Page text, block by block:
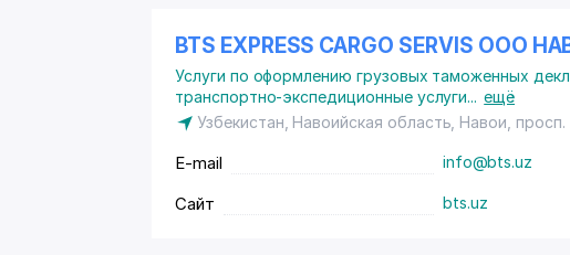
BTS EXPRESS CARGO SERVIS
Услуги по оформлению грузовых таможенных
транспортно-экспедиционные услуги... ещё
Узбекистан, Навоийская область, Навои,
E-mail info@bts.uz
Сайт bts.uz